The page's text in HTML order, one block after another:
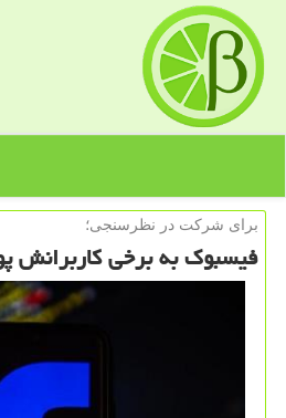
برای شركت در نظرسنجی؛
فیسبوك به برخی كاربرانش